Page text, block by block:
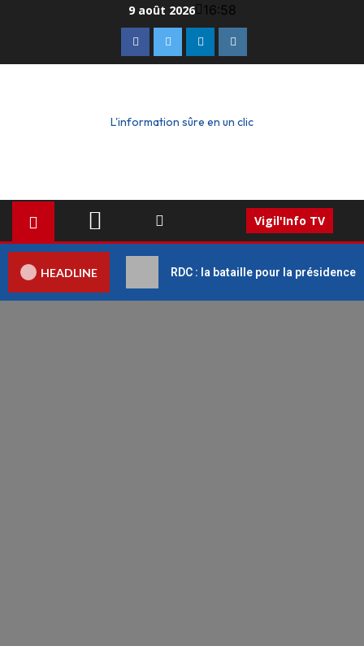
9 août 2026 16:58
L'information sûre en un clic
Vigil'Info TV
HEADLINE RDC : la bataille pour la présidence